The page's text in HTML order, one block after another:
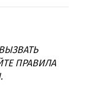
ПРАВИЛА